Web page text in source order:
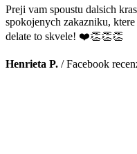
Preji vam spoustu dalsich
spokojenych zakazniku,
delate to skvele! ❤️👏👏👏
Henrieta P. /Facebook